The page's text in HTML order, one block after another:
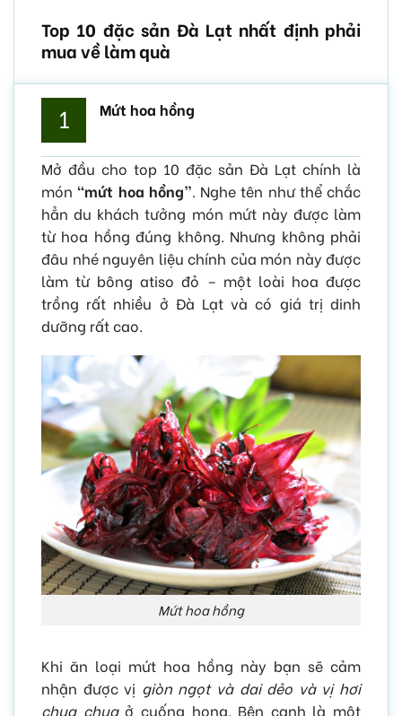
Top 10 đặc sản Đà Lạt nhất định phải
mua về làm quà
1 Mứt hoa hồng
Mở đầu cho top 10 đặc sản Đà Lạt chính là
món “mứt hoa hồng”. Nghe tên như thể chắc
hẳn du khách tưởng món mứt này được làm
từ hoa hồng đúng không. Nhưng không phải
đâu nhé nguyên liệu chính của món này được
làm từ bông atiso đỏ – một loài hoa được
trồng rất nhiều ở Đà Lạt và có giá trị dinh
dưỡng rất cao.
Mứt hoa hồng
Khi ăn loại mứt hoa hồng này bạn sẽ cảm
nhận được vị giòn ngọt và dai dẻo và vị hơi
chua chuaở cuống họng. Bên cạnh là một